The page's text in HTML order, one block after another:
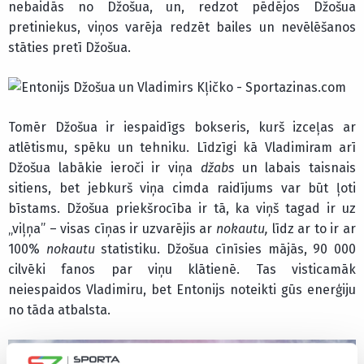
nebaidās no Džošua, un, redzot pēdējos Džošua
pretiniekus, viņos varēja redzēt bailes un nevēlēšanos
stāties pretī Džošua.
Tomēr Džošua ir iespaidīgs bokseris, kurš izceļas ar
atlētismu, spēku un tehniku. Līdzīgi kā Vladimiram arī
Džošua labākie ieroči ir viņa džabsun labais taisnais
sitiens, bet jebkurš viņa cimda raidījums var būt ļoti
bīstams. Džošua priekšrocība ir tā, ka viņš tagad ir uz
„viļņa” – visas cīņas ir uzvarējis ar nokautu, līdz ar to ir ar
100% nokautustatistiku. Džošua cīnīsies mājās, 90 000
cilvēki fanos par viņu klātienē. Tas visticamāk
neiespaidos Vladimiru, bet Entonijs noteikti gūs enerģiju
no tāda atbalsta.